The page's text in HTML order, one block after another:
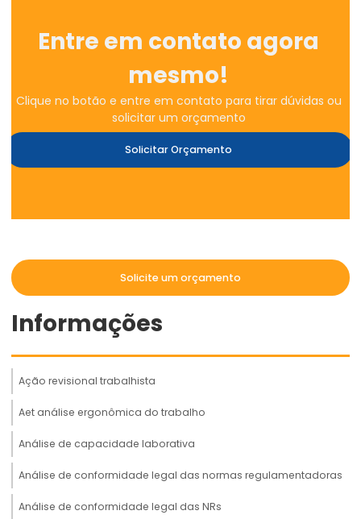
Entre em contato agora
mesmo!
Clique no botão e entre em contato para tirar dúvidas ou
solicitar um orçamento
Solicitar Orçamento
Solicite um orçamento
Informações
Ação revisional trabalhista
Aet análise ergonômica do trabalho
Análise de capacidade laborativa
Análise de conformidade legal das normas regulamentadoras
Análise de conformidade legal das NRs